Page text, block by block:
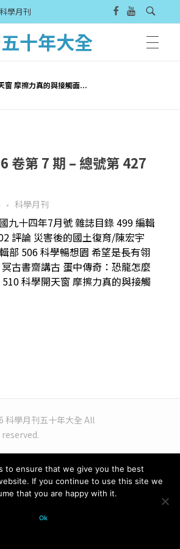
學月刊
十年大全
窗 摩擦力真的與接觸面...
卷第 7 期 – 總號第 427
科學月刊
九十四年7月號 雜誌目錄 499 編輯
評論 災害後的國土復育/陳宏宇
部 506 科學暢想園 希望是長有翎
古書齋講古 蛋中傳奇：恐龍怎麼
科學開天窗 摩擦力真的與接觸
科學月刊五十年大全 All
to ensure that we give you the best
If you continue to use this site we
that you are happy with it.
Ok